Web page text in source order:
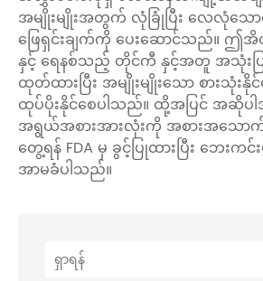
အမျိုးမျိုးအတွက် လုံခြုံပြီး လေလုံသေ
ဖြေရှင်းချက်ကို ပေးဆောင်သည်။ ဤအိ
နှင့် ရေနစ်သည့် တိုင်ကီ နှင့်အတူ အသုံးပ
ထုတ်ထားပြီး အမျိုးမျိုးသော စားသုံးနိုင်
ထုပ်ပိုးနိုင်စေပါသည်။ ထို့အပြင် အဆိုပါ
အရွယ်အစားအားလုံးကို အစားအသေ
တွေ့ရန် FDA မှ ခွင့်ပြုထားပြီး ဘေး
အာမခံပါသည်။